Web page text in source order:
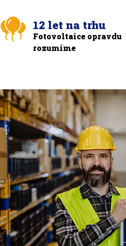
12 let na trhu
Fotovoltaice opravdu
rozumíme